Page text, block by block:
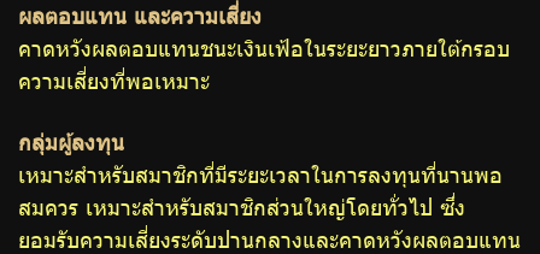
ผลตอบแทน และความเสี่ยง
คาดหวังผลตอบแทนชนะเงินเฟ้อในระยะยาวภายใต้กรอบ
ความเสี่ยงที่พอเหมาะ
กลุ่มผู้ลงทุน
เหมาะสำหรับสมาชิกที่มีระยะเวลาในการลงทุนที่นานพอ
สมควร เหมาะสำหรับสมาชิกส่วนใหญ่โดยทั่วไป ซึ่ง
ยอมรับความเสี่ยงระดับปานกลางและคาดหวังผลตอบแทน